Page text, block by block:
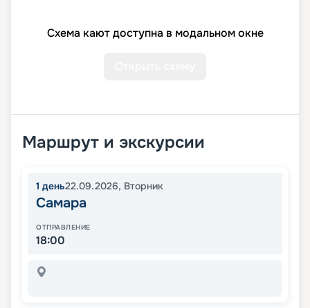
Схема кают доступна в модальном окне
Маршрут и экскурсии
1 день22.09.2026, Вторник
Самара
ОТПРАВЛЕНИЕ
18:00